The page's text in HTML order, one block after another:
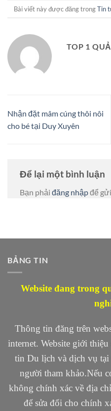
Bài viết này được đăng trongTin
TOP 1
Nhận đặt mâm cúng thôi nôi
cho bé tại Duy Xuyên
Để lại một bình luận
Bạn phải đăng nhậpđể
BẢNG TIN
Website đang trong
Thông tin đăng trên
internet. Website giới
tin Du lịch và dịch vụ
người tham khảo.Nếu
không chính xác về địa
để sửa đổi cho chính